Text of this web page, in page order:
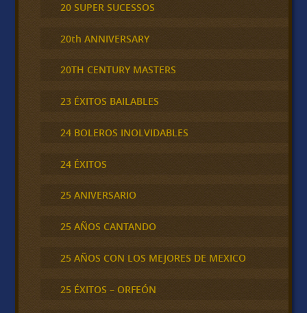
20 SUPER SUCESSOS
20th ANNIVERSARY
20TH CENTURY MASTERS
23 ÉXITOS BAILABLES
24 BOLEROS INOLVIDABLES
24 ÉXITOS
25 ANIVERSARIO
25 AÑOS CANTANDO
25 AÑOS CON LOS MEJORES DE MEXICO
25 ÉXITOS – ORFEÓN